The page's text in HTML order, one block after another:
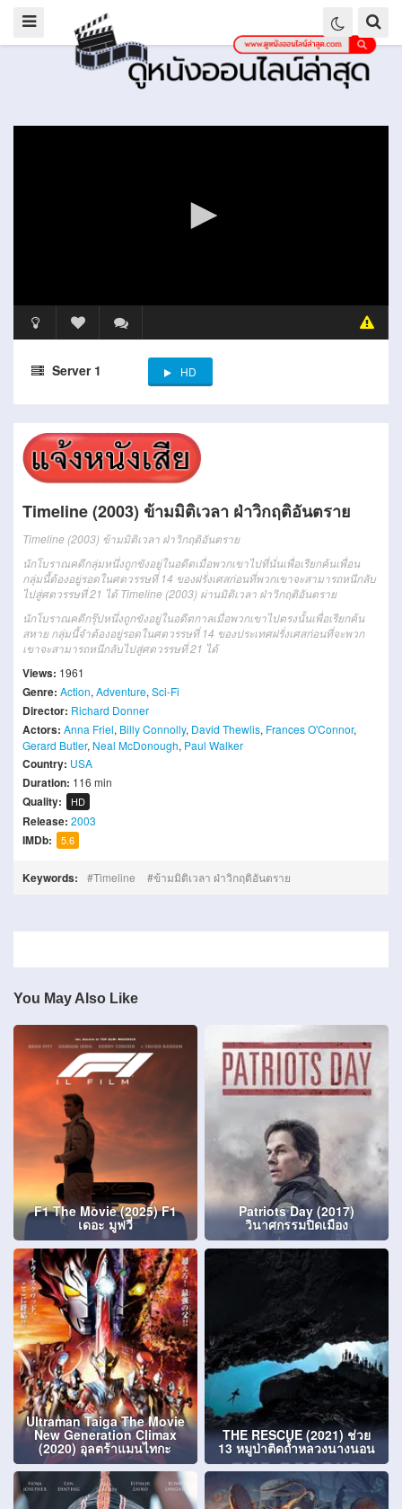
Server 1 HD
Timeline (2003) ข้ามมิติเวลา ฝ่าวิกฤติอันตราย
Timeline (2003) ข้ามมิติเวลา ฝ่าวิกฤติอันตราย
นักโบราณคดีกลุ่มหนึ่งถูกขังอยู่ในอดีตเมื่อพวกเขาไปที่นั่นเพื่อเรียกค้นเพื่อน
กลุ่มนี้ต้องอยู่รอดในศตวรรษที่ 14 ของฝรั่งเศสก่อนที่พวกเขาจะสามารถหนีกลับ
ไปสู่ศตวรรษที่ 21 ได้ Timeline (2003) ผ่านมิติเวลา ฝ่าวิกฤติอันตราย
นักโบราณคดีกรุ๊ปหนึ่งถูกขังอยู่ในอดีตกาลเมื่อพวกเขาไปตรงนั้นเพื่อเรียกค้น
สหาย กลุ่มนี้จำต้องอยู่รอดในศตวรรษที่ 14 ของประเทศฝรั่งเศสก่อนที่จะพวก
เขาจะสามารถหนีกลับไปสู่ศตวรรษที่ 21 ได้
Views: 1961
Genre: Action, Adventure, Sci-Fi
Director: Richard Donner
Actors: Anna Friel, Billy Connolly, David Thewlis, Frances O'Connor,
Gerard Butler, Neal McDonough, Paul Walker
Country: USA
Duration: 116 min
Quality: HD
Release: 2003
IMDb: 5.6
Keywords: Timeline ข้ามมิติเวลา ฝ่าวิกฤติอันตราย
You May Also Like
F1 The Movie (2025) F1
เดอะ มูฟวี่
Patriots Day (2017)
วินาศกรรมปิดเมือง
Ultraman Taiga The Movie
New Generation Climax
(2020) อุลตร้าแมนไทกะ
THE RESCUE (2021) ช่วย
13 หมูป่าติดถ้ำหลวงนางนอน